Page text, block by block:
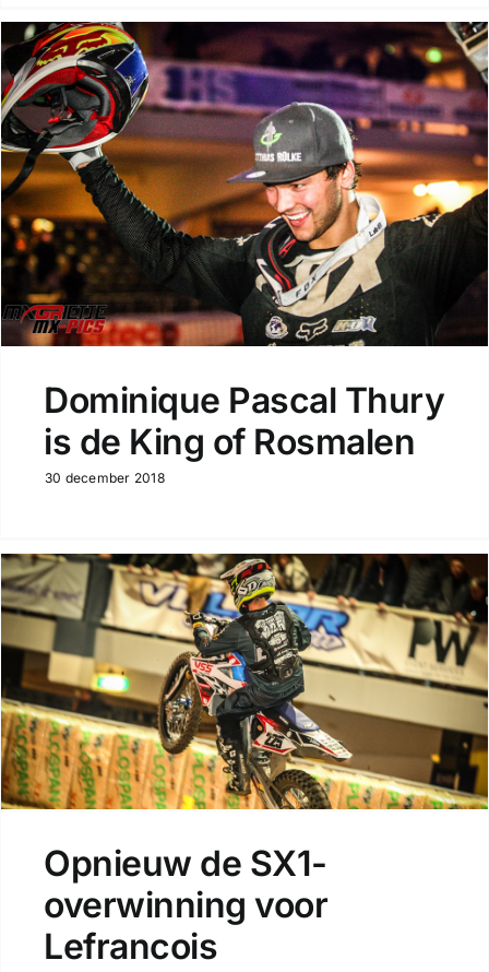
Dominique Pascal Thury
is de King of Rosmalen
30 december 2018
Opnieuw de SX1-
overwinning voor
Lefrancois